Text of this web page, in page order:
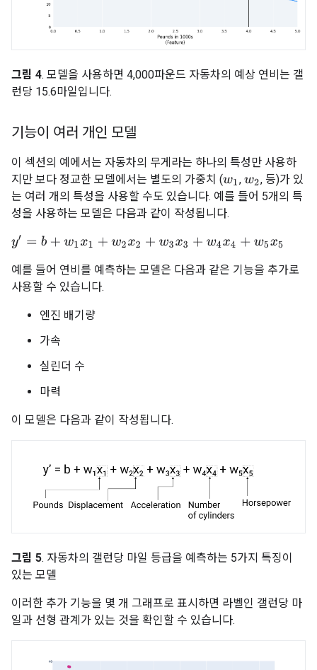
그림 4. 모델을 사용하면 4,000파운드 자동차의 예상 연비는 갤
런당 15.6마일입니다.
기능이 여러 개인 모델
이 섹션의 예에서는 자동차의 무게라는 하나의 특성만 사용하
지만 보다 정교한 모델에서는 별도의 가중치 (w1 , w2, 등)가 있
는 여러 개의 특성을 사용할 수도 있습니다. 예를 들어 5개의 특
성을 사용하는 모델은 다음과 같이 작성됩니다.
y′= b+ w 1x1+w 2x +w3x3+w4x 4+w5x 5
예를 들어 연비를 예측하는 모델은 다음과 같은 기능을 추가로
사용할 수 있습니다.
엔진 배기량
가속
실린더 수
마력
이 모델은 다음과 같이 작성됩니다.
그림 5. 자동차의 갤런당 마일 등급을 예측하는 5가지 특징이
있는 모델
이러한 추가 기능을 몇 개 그래프로 표시하면 라벨인 갤런당 마
일과 선형 관계가 있는 것을 확인할 수 있습니다.